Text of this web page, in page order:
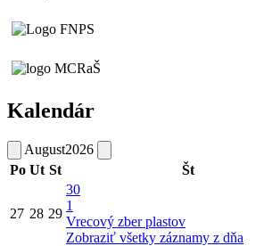
Kalendár
August2026
Po Ut St Št
27 28 29
30
1
Vrecový zber plastov
Zobraziť všetky záznamy z dňa